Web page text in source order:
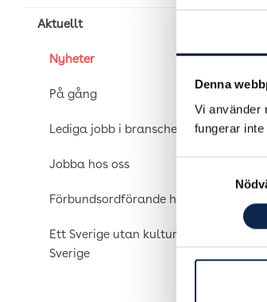
Denna
Vi använder
fungerar
Aktuellt
Nyheter
På gång
Lediga jobb i branschen
Jobba hos oss
Förbundsordförande har ordet
Ett Sverige utan kultur är ett tyst
Sverige